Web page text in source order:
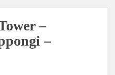
–
–